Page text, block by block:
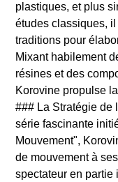
plastiques, et plus
études classiques,
traditions pour
Mixant habilement
résines et des
Korovine propulse
### La Stratégie de
série fascinante
Mouvement",
de mouvement à
spectateur en